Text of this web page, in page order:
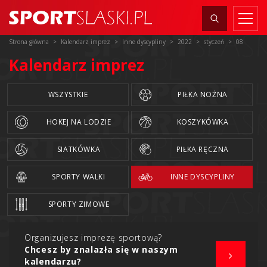
Strona główna Kalendarz imprez Inne dyscypliny 2022 styczeń 08
Kalendarz imprez
WSZYSTKIE PIŁKA NOŻNA
HOKEJ NA LODZIE KOSZYKÓWKA
SIATKÓWKA PIŁKA RĘCZNA
SPORTY WALKI INNE DYSCYPLINY
SPORTY ZIMOWE
Organizujesz imprezę sportową?
Chcesz by znalazła się w naszym
kalendarzu?